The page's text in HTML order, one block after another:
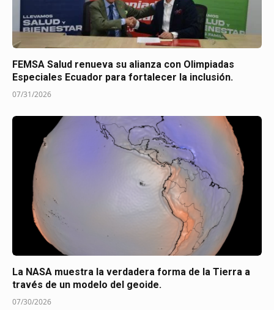
FEMSA Salud renueva su alianza con Olimpiadas
Especiales Ecuador para fortalecer la inclusión.
07/31/2026
La NASA muestra la verdadera forma de la Tierra a
través de un modelo del geoide.
07/30/2026